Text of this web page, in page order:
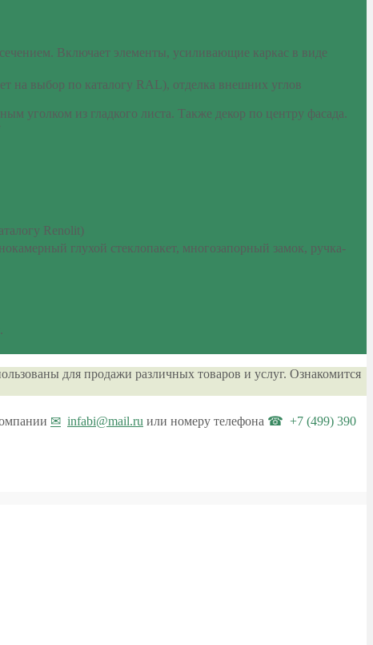
Включает элементы, усиливающие каркас в виде
на выбор по каталогу RAL), отделка внешних углов
уголком из гладкого листа. Также декор по центру фасада.
Renolit)
глухой стеклопакет, многозапорный замок, ручка-
для продажи различных товаров и услуг. Ознакомится
infabi@mail.ru или номеру телефона
+7 (499) 390